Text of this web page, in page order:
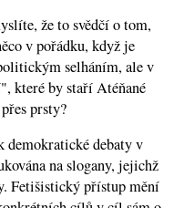
že to svědčí o tom,
v pořádku, když je
selháním, ale v
které by staří Atéňané
prsty?
demokratické debaty v
na slogany, jejichž
Fetišistický přístup mění